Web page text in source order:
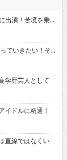
出演！苦境を乗...
ていきたい！そ...
学歴芸人として
ドルに精通！
直線ではなくい